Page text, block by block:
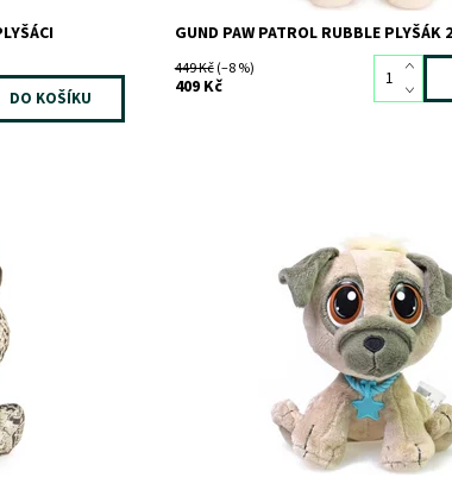
GUND PAW PATROL RUBBLE PLYŠÁK
449 Kč(–8 %)
409 Kč
Skladem2
10979/MOP
MGA